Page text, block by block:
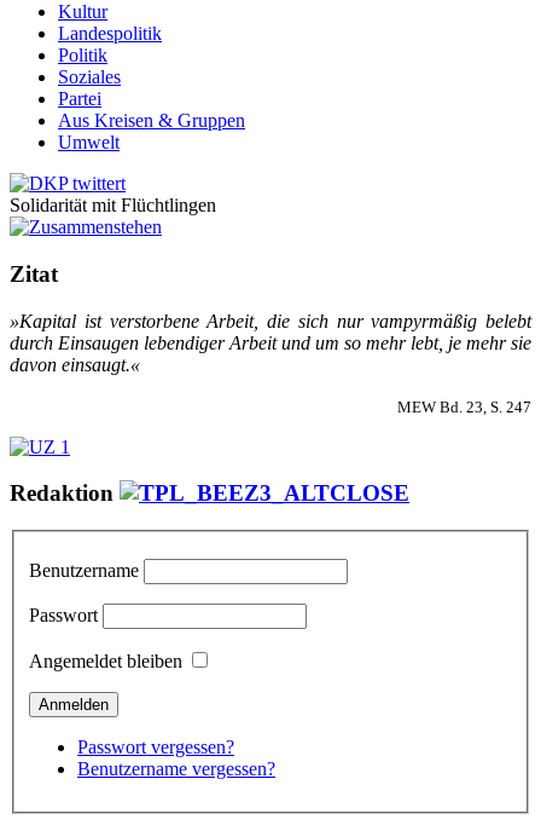
Kultur
Landespolitik
Politik
Soziales
Partei
Aus Kreisen & Gruppen
Umwelt
Solidarität mit Flüchtlingen
Zitat
»Ka­pi­tal ist ver­stor­be­ne Ar­beit, die sich nur vam­pyr­mä­ßig be­lebt
durch Ein­sau­gen le­ben­di­ger Ar­beit und um so mehr lebt, je mehr sie
da­von ein­saugt.«
MEW Bd. 23, S. 247
Redaktion
Benutzername
Passwort
Angemeldet bleiben
Passwort vergessen?
Benutzername vergessen?